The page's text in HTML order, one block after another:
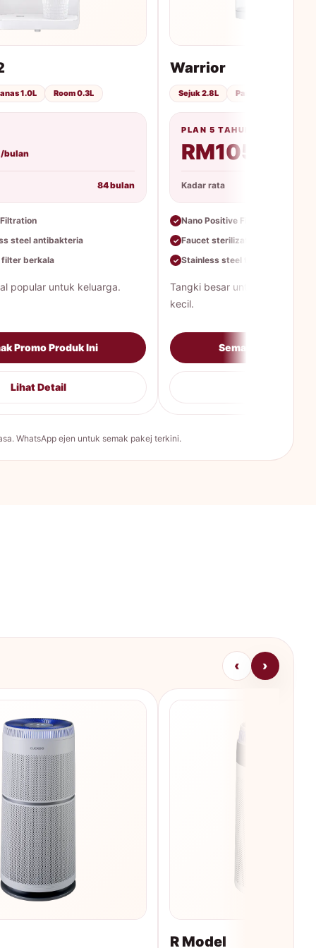
1.0L Room 0.3L
/bulan
84 bulan
steel antibakteria
filter berkala
popular untuk keluarga.
Promo Produk Ini
Lihat Detail
Warrior
Sejuk 2.8L Panas 1.4L
PLAN 5 TAHUN
RM105
Kadar rata
✓ Nano Positive Filtration
✓ Faucet sterilization
✓ Stainless steel tank
Tangki besar untuk keluarga
kecil.
Semak Promo
WhatsApp ejen untuk semak pakej terkini.
‹ ›
R Model